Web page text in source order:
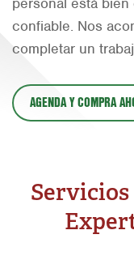
Orlando
Rio Grande Valley
San Antonio
confiable. Nos
completar un
AGENDA Y COMPRA